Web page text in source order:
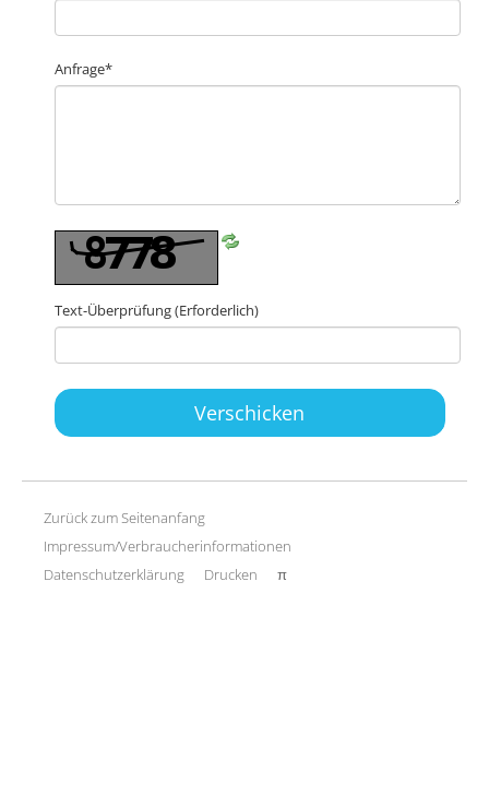
Anfrage*
Text-Überprüfung(Erforderlich)
Verschicken
Zurück zum Seitenanfang
Impressum/Verbraucherinformationen
Datenschutzerklärung
Drucken π